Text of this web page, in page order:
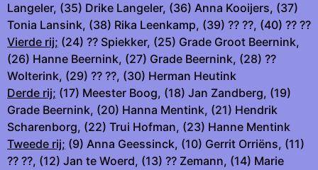
Langeler, (35) Drike Langeler, (36) Anna Kooijers, (37)
Tonia Lansink, (38) Rika Leenkamp, (39) ?? ??, (40) ?? ??
Vierde rij; (24) ?? Spiekker, (25) Grade Groot Beernink,
(26) Hanne Beernink, (27) Grade Beernink, (28) ??
Wolterink, (29) ?? ??, (30) Herman Heutink
Derde rij; (17) Meester Boog, (18) Jan Zandberg, (19)
Grade Beernink, (20) Hanna Mentink, (21) Hendrik
Scharenborg, (22) Trui Hofman, (23) Hanne Mentink
Tweede rij; (9) Anna Geessinck, (10) Gerrit Orriëns, (11)
?? ??, (12) Jan te Woerd, (13) ?? Zemann, (14) Marie